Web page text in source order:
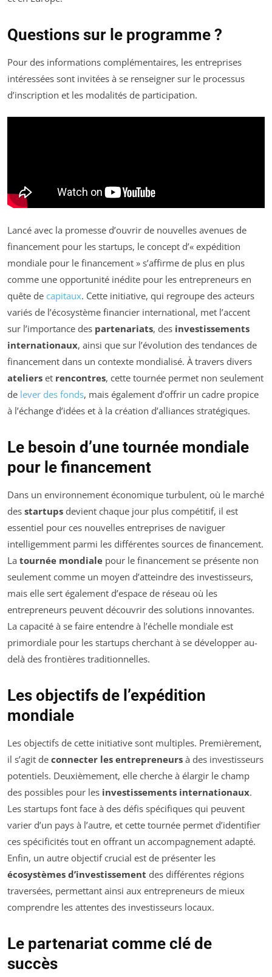
Questions sur le programme ?
Pour des informations complémentaires, les entreprises
intéressées sont invitées à se renseigner sur le processus
d’inscription et les modalités de participation.
Lancé avec la promesse d’ouvrir de nouvelles avenues de
financement pour les startups, le concept d’« expédition
mondiale pour le financement » s’affirme de plus en plus
comme une opportunité inédite pour les entrepreneurs en
quête de capitaux. Cette initiative, qui regroupe des acteurs
variés de l’écosystème financier international, met l’accent
sur l’importance des partenariats, des investissements
internationaux, ainsi que sur l’évolution des tendances de
financement dans un contexte mondialisé. À travers divers
ateliers et rencontres, cette tournée permet non seulement
de lever des fonds, mais également d’offrir un cadre propice
à l’échange d’idées et à la création d’alliances stratégiques.
Le besoin d’une tournée mondiale
pour le financement
Dans un environnement économique turbulent, où le marché
des startups devient chaque jour plus compétitif, il est
essentiel pour ces nouvelles entreprises de naviguer
intelligemment parmi les différentes sources de financement.
La tournée mondiale pour le financement se présente non
seulement comme un moyen d’atteindre des investisseurs,
mais elle sert également d’espace de réseau où les
entrepreneurs peuvent découvrir des solutions innovantes.
La capacité à se faire entendre à l’échelle mondiale est
primordiale pour les startups cherchant à se développer au-
delà des frontières traditionnelles.
Les objectifs de l’expédition
mondiale
Les objectifs de cette initiative sont multiples. Premièrement,
il s’agit de connecter les entrepreneurs à des investisseurs
potentiels. Deuxièmement, elle cherche à élargir le champ
des possibles pour les investissements internationaux.
Les startups font face à des défis spécifiques qui peuvent
varier d’un pays à l’autre, et cette tournée permet d’identifier
ces spécificités tout en offrant un accompagnement adapté.
Enfin, un autre objectif crucial est de présenter les
écosystèmes d’investissement des différentes régions
traversées, permettant ainsi aux entrepreneurs de mieux
comprendre les attentes des investisseurs locaux.
Le partenariat comme clé de
succès